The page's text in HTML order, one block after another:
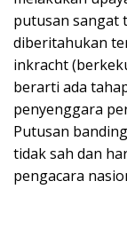
putusan sangat
diberitahukan
inkracht
berarti ada
penyenggara
Putusan
tidak sah dan
pengacara